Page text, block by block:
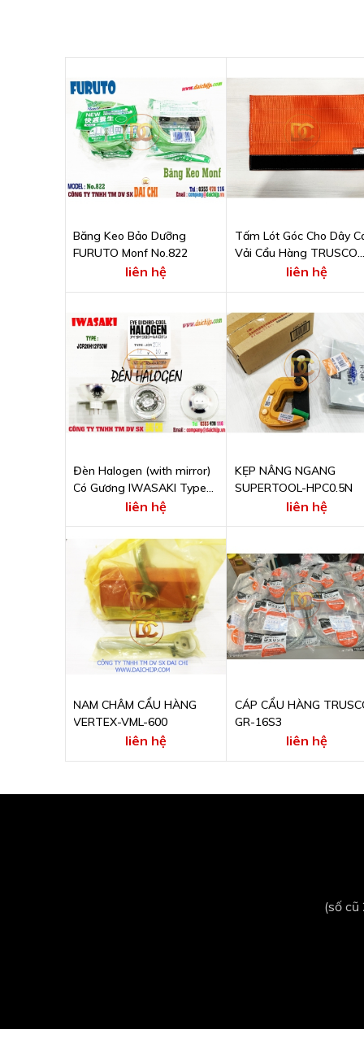
Băng Keo Bảo Dưỡng
FURUTO Monf No.822
liên hệ
Tấm Lót Góc Cho Dây
Vải Cẩu Hàng TRUSCO
liên hệ
Đèn Halogen (with mirror)
Có Gương IWASAKI Type
JCR20H12V50W
liên hệ
KẸP NÂNG NGANG
SUPERTOOL-HPC0.5N
liên hệ
NAM CHÂM CẨU HÀNG
VERTEX-VML-600
liên hệ
CÁP CẨU HÀNG
GR-16S3
liên hệ
(số cũ